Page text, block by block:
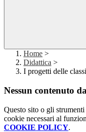
Home >
Didattica >
I progetti delle classi
Nessun contenuto
Questo sito o gli
cookie necessari al
COOKIE POLICY.